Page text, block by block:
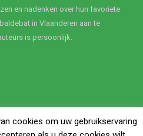
en nadenken over hun favoriete
in Vlaanderen aan te
is persoonlijk.
cookies om uw gebruikservaring